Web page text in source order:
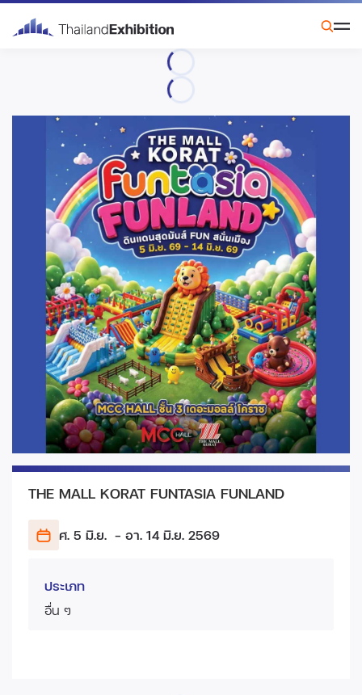
THE MALL KORAT FUNTASIA FUNLAND
ศ. 5 มิ.ย. - อา. 14 มิ.ย. 2569
ประเภท
อื่น ๆ